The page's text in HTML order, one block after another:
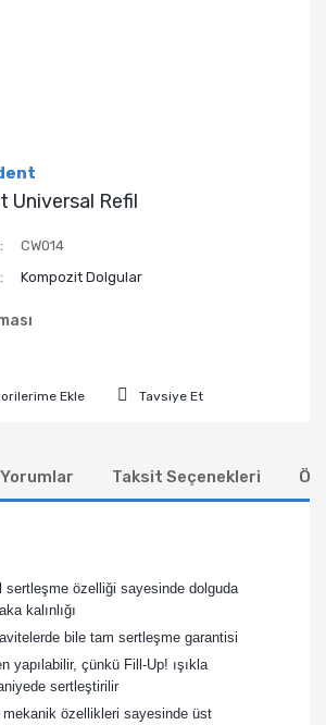
Universal Refil
CW014
Kompozit Dolgular
Tavsiye Et
Yorumlar Taksit Seçenekleri
sertleşme özelliği sayesinde dolguda
kalınlığı
bile tam sertleşme garantisi
yapılabilir, çünkü Fill-Up! ışıkla
sertleştirilir
mekanik özellikleri sayesinde üst